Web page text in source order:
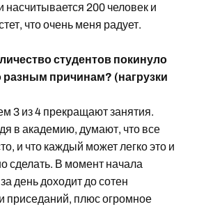
насчитывается 200 человек и
что очень меня радует.
студентов покинуло
причинам? (нагрузки
3 из 4 прекращают занятия.
в академию, думают, что все
и что каждый может легко это и
сделать. В момент начала
день доходит до сотен
приседаний, плюс огромное